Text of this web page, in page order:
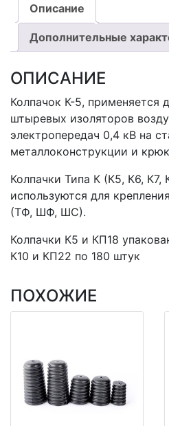
Описание
Дополнительные
ОПИСАНИЕ
Колпачок К-5, применяется
штыревых изоляторов
электропередач 0,4 кВ на
металлоконструкции и
Колпачки Типа К (К5, К6,
используются для
(ТФ, ШФ, ШС).
Колпачки К5 и КП18
К10 и КП22 по 180 штук
ПОХОЖИЕ